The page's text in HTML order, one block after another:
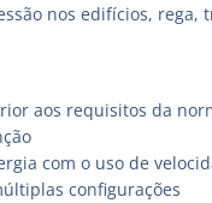
nos edifícios,
aos requisitos da
com o uso de
configurações